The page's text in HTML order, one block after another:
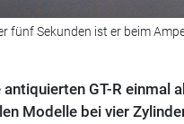
fünf Sekunden ist er beim
GT-R einmal
Modelle bei vier